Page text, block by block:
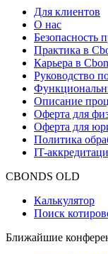
Для клиентов
О нас
Безопасность
Практика в
Карьера в
Руководство
Описание
Оферта для
Оферта для
Политика
IT-
CBONDS OLD
Калькулятор
Поиск
Ближайшие